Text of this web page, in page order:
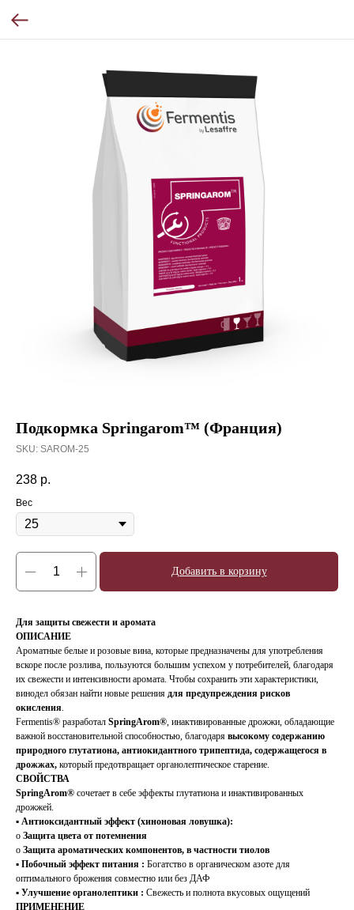
Подкормка Springarom™ (Франция)
SKU: SAROM-25
238 р.
Вес
Добавить в корзину
Для защиты свежести и аромата
ОПИСАНИЕ
Ароматные белые и розовые вина, которые предназначены для употребления
вскоре после розлива, пользуются большим успехом у потребителей, благодаря
их свежести и интенсивности аромата. Чтобы сохранить эти характеристики,
винодел обязан найти новые решения для предупреждения рисков
окисления.
Fermentis® разработал SpringArom®, инактивированные дрожжи, обладающие
важной восстановительной способностью, благодаря высокому содержанию
природного глутатиона, антиокидантного трипептида, содержащегося в
дрожжах, который предотвращает органолептическое старение.
СВОЙСТВА
SpringArom® сочетает в себе эффекты глутатиона и инактивированных
дрожжей.
▪ Антиоксидантный эффект (хиноновая ловушка):
o Защита цвета от потемнения
o Защита ароматических компонентов, в частности тиолов
▪ Побочный эффект питания : Богатство в органическом азоте для
оптимального брожения совместно или без ДАФ
▪ Улучшение органолептики : Свежесть и полнота вкусовых ощущений
ПРИМЕНЕНИЕ